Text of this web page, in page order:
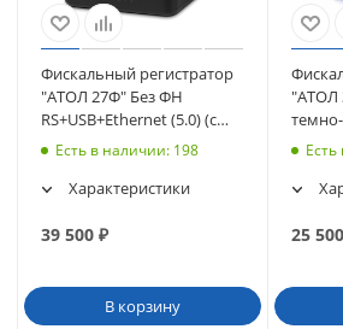
Фискальный регистратор
"АТОЛ 27Ф" Без ФН
RS+USB+Ethernet (5.0) (с
ИТС) (черный) (49168)
Есть в наличии: 198
Характеристики
39 500 ₽
В корзину
"АТОЛ
25 500